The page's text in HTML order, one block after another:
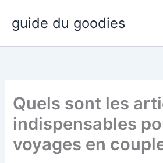
contenu
guide du goodies
Quels sont les
indispensables
voyages en